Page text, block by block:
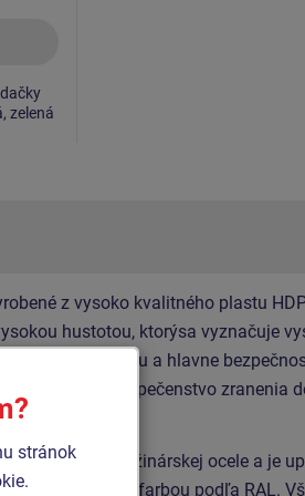
zelená
z vysoko kvalitného plastu
hustotou, ktorýsa vyznačuje
proti UV žiareniu a hlavne
žiadne nebezpečenstvo zranenia
špeciálnej pružinárskej ocele a je
vypaľovacou farbou podľa RAL.
stránok